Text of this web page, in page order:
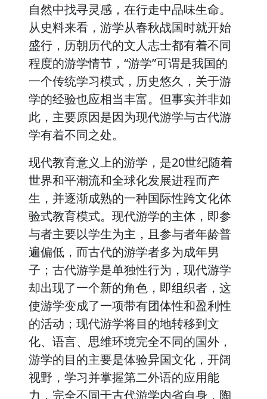
自然中找寻灵感，在行走中品味生命。
从史料来看，游学从春秋战国时就开始
盛行，历朝历代的文人志士都有着不同
程度的游学情节，“游学”可谓是我国的
一个传统学习模式，历史悠久，关于游
学的经验也应相当丰富。但事实并非如
此，主要原因是因为现代游学与古代游
学有着不同之处。
现代教育意义上的游学，是20世纪随着
世界和平潮流和全球化发展进程而产
生，并逐渐成熟的一种国际性跨文化体
验式教育模式。现代游学的主体，即参
与者主要以学生为主，且参与者年龄普
遍偏低，而古代的游学者多为成年男
子；古代游学是单独性行为，现代游学
却出现了一个新的角色，即组织者，这
使游学变成了一项带有团体性和盈利性
的活动；现代游学将目的地转移到文
化、语言、思维环境完全不同的国外，
游学的目的主要是体验异国文化，开阔
视野，学习并掌握第二外语的应用能
力，完全不同于古代游学内省自身，陶